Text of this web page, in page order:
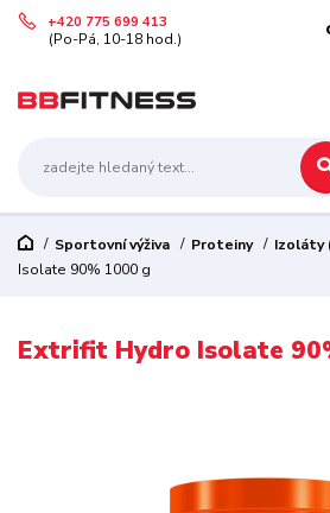
+420 775 699 413
(Po-Pá, 10-18 hod.)
Sportovní výživa Proteiny Izoláty
Isolate 90% 1000 g
Extrifit Hydro Isolate